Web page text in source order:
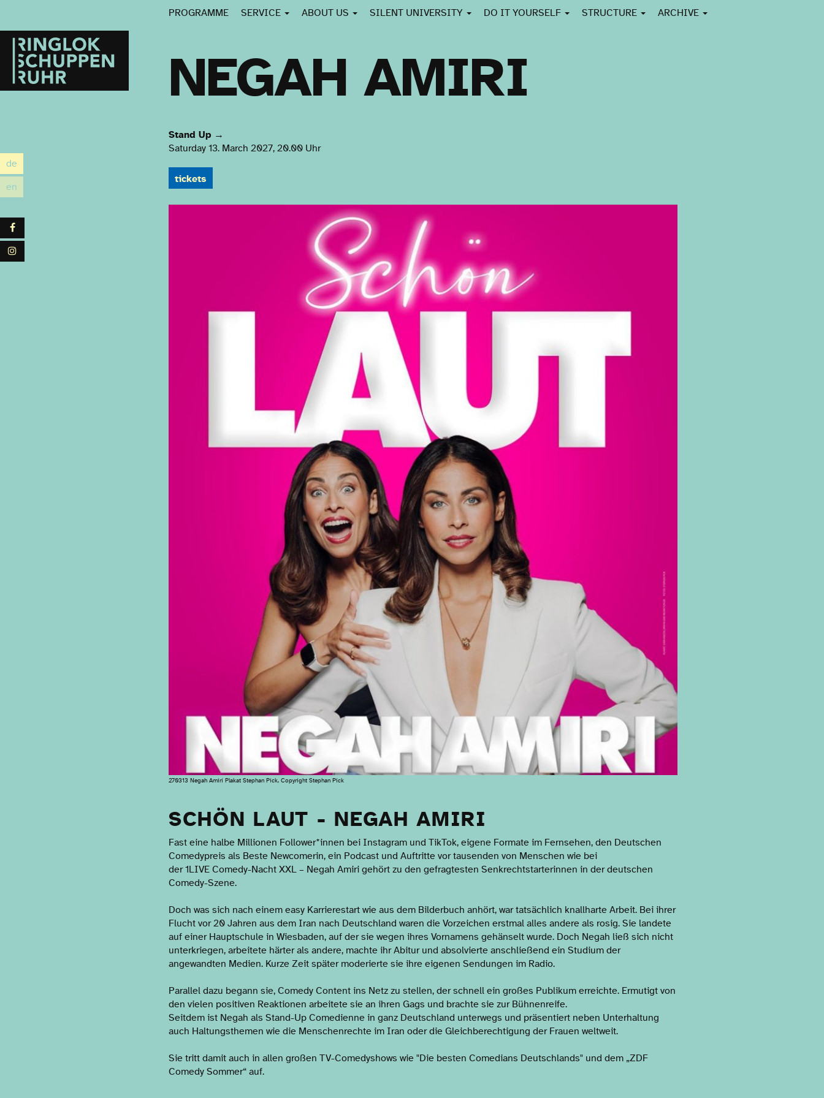
Ringlokschuppen
de
en
PROGRAMME SERVICE ABOUT US SILENT UNIVERSITY DO IT YOURSELF STRUCTURE ARCHIVE
Facebook
Instagram
NEGAH AMIRI
Stand Up →
Saturday 13. March 2027, 20.00 Uhr
tickets
270313 Negah Amiri Plakat Stephan Pick, Copyright Stephan Pick
SCHÖN LAUT - NEGAH AMIRI
Fast eine halbe Millionen Follower*innen bei Instagram und TikTok, eigene Formate im Fernsehen, den Deutschen
Comedypreis als Beste Newcomerin, ein Podcast und Auftritte vor tausenden von Menschen wie bei
der 1LIVE Comedy-Nacht XXL – Negah Amiri gehört zu den gefragtesten Senkrechtstarterinnen in der deutschen
Comedy-Szene.
Doch was sich nach einem easy Karrierestart wie aus dem Bilderbuch anhört, war tatsächlich knallharte Arbeit. Bei ihrer
Flucht vor 20 Jahren aus dem Iran nach Deutschland waren die Vorzeichen erstmal alles andere als rosig. Sie landete
auf einer Hauptschule in Wiesbaden, auf der sie wegen ihres Vornamens gehänselt wurde. Doch Negah ließ sich nicht
unterkriegen, arbeitete härter als andere, machte ihr Abitur und absolvierte anschließend ein Studium der
angewandten Medien. Kurze Zeit später moderierte sie ihre eigenen Sendungen im Radio.
Parallel dazu begann sie, Comedy Content ins Netz zu stellen, der schnell ein großes Publikum erreichte. Ermutigt von
den vielen positiven Reaktionen arbeitete sie an ihren Gags und brachte sie zur Bühnenreife.
Seitdem ist Negah als Stand-Up Comedienne in ganz Deutschland unterwegs und präsentiert neben Unterhaltung
auch Haltungsthemen wie die Menschenrechte im Iran oder die Gleichberechtigung der Frauen weltweit.
Sie tritt damit auch in allen großen TV-Comedyshows wie "Die besten Comedians Deutschlands" und dem „ZDF
Comedy Sommer“ auf.